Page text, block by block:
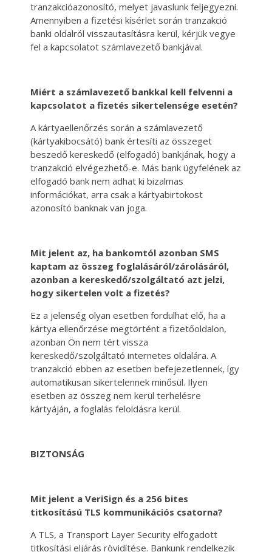
tranzakcióazonosító, melyet javaslunk feljegyezni.
Amennyiben a fizetési kísérlet során tranzakció
banki oldalról visszautasításra kerül, kérjük vegye
fel a kapcsolatot számlavezető bankjával.
Miért a számlavezető bankkal kell felvenni a
kapcsolatot a fizetés sikertelensége esetén?
A kártyaellenőrzés során a számlavezető
(kártyakibocsátó) bank értesíti az összeget
beszedő kereskedő (elfogadó) bankjának, hogy a
tranzakció elvégezhető-e. Más bank ügyfelének az
elfogadó bank nem adhat ki bizalmas
információkat, arra csak a kártyabirtokost
azonosító banknak van joga.
Mit jelent az, ha bankomtól azonban SMS
kaptam az összeg foglalásáról/zárolásáról,
azonban a kereskedő/szolgáltató azt jelzi,
hogy sikertelen volt a fizetés?
Ez a jelenség olyan esetben fordulhat elő, ha a
kártya ellenőrzése megtörtént a fizetőoldalon,
azonban Ön nem tért vissza
kereskedő/szolgáltató internetes oldalára. A
tranzakció ebben az esetben befejezetlennek, így
automatikusan sikertelennek minősül. Ilyen
esetben az összeg nem kerül terhelésre
kártyáján, a foglalás feloldásra kerül.
BIZTONSÁG
Mit jelent a VeriSign és a 256 bites
titkosítású TLS kommunikációs csatorna?
A TLS, a Transport Layer Security elfogadott
titkosítási eljárás rövidítése. Bankunk rendelkezik